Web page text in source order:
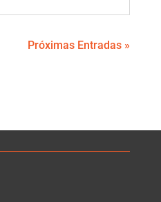
Próximas Entradas »